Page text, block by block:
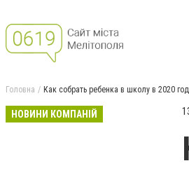
Головна Как собрать ребенка в школу в 2020
НОВИНИ КОМПАНІЙ